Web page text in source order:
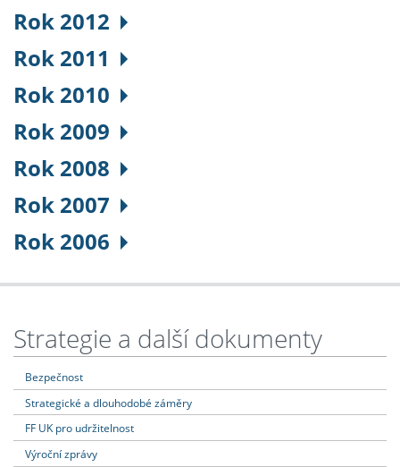
Rok 2012
Rok 2011
Rok 2010
Rok 2009
Rok 2008
Rok 2007
Rok 2006
Strategie a další dokumenty
Bezpečnost
Strategické a dlouhodobé záměry
FF UK pro udržitelnost
Výroční zprávy